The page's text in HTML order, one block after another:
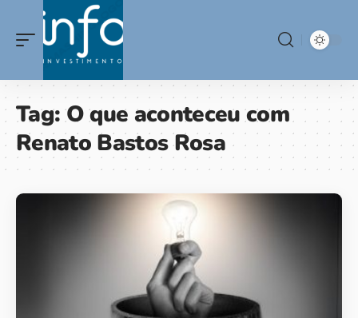
Tag:O que aconteceu com
Renato Bastos Rosa